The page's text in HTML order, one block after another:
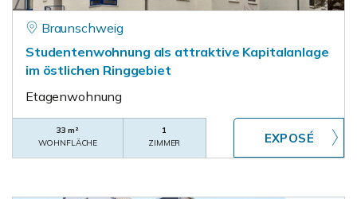
Braunschweig
Studentenwohnung als attraktive Kapitalanlage
im östlichen Ringgebiet
Etagenwohnung
33 m²
WOHNFLÄCHE
1
ZIMMER